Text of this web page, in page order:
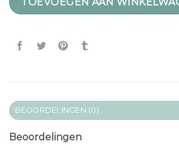
BEOORDELINGEN (0)
Beoordelingen